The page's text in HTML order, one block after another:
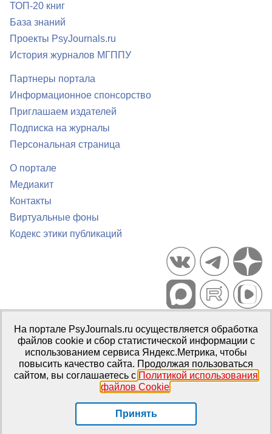
ТОП-20 книг
База знаний
Проекты PsyJournals.ru
История журналов МГППУ
Партнеры портала
Информационное спонсорство
Приглашаем издателей
Подписка на журналы
Персональная страница
О портале
Медиакит
Контакты
Виртуальные фоны
Кодекс этики публикаций
Портал психологических изданий PsyJournals.ru, 2007–2026
Правила использования материалов
Свидетельство регистрации СМИЭл № ФС77-66447 от 14 июля
2016 г.
Издатель: ФГБОУ ВО МГППУ
На портале PsyJournals.ru осуществляется обработка
файлов cookie и сбор статистической информации с
использованием сервиса Яндекс.Метрика, чтобы
повысить качество сайта. Продолжая пользоваться
сайтом, вы соглашаетесь с Политикой использования
файлов Cookie.
Принять